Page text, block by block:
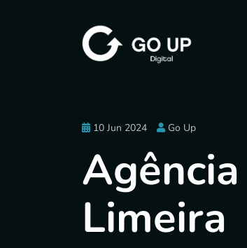
10 Jun 2024 Go Up
Limeira